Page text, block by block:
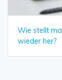
Wie stellt
wieder her?